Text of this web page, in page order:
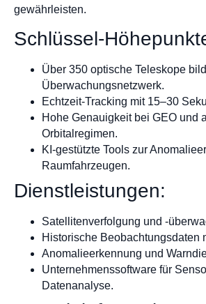
gewährleisten.
Schlüssel-
Über 350 optische Teleskope
Überwachungsnetzwerk.
Echtzeit-Tracking mit 15–30
Hohe Genauigkeit bei GEO und
Orbitalregimen.
KI-gestützte Tools zur
Raumfahrzeugen.
Dienstleistungen:
Satellitenverfolgung und -
Historische Beobachtungsdaten
Anomalieerkennung und
Unternehmenssoftware für
Datenanalyse.